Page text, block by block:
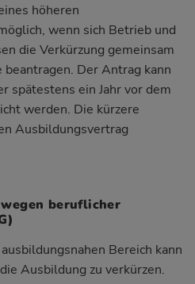
höheren
wenn sich Betrieb und
die Verkürzung gemeinsam
Der Antrag kann
spätestens ein Jahr vor dem
werden. Die kürzere
Ausbildungsvertrag
beruflicher
Bereich kann
Ausbildung zu verkürzen.